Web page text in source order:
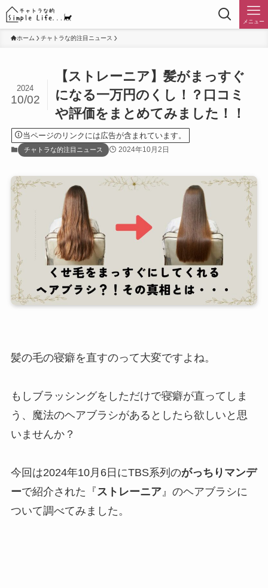
メニュー
ホーム チャトラな的注目ニュース
【ストレーニア】髪がまっすぐ
になる一万円のくし！？口コミ
や評価をまとめてみました！！
2024
10/02
当ページのリンクには広告が含まれています。
チャトラな的注目ニュース 2024年10月2日
髪の毛の寝癖を直すのって大変ですよね。
もしブラッシングをしただけで寝癖が直ってしま
う、魔法のヘアブラシがあるとしたら欲しいと思
いませんか？
今回は2024年10月6日にTBS系列のがっちりマンデ
ーで紹介された『 ストレーニア』のヘアブラシに
ついて調べてみました。